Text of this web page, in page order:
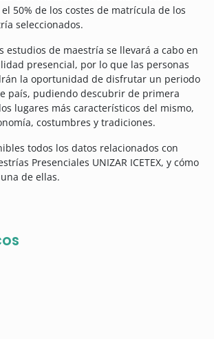
el 50% de los costes de matrícula de los
seleccionados.
estudios de maestría se llevará a cabo en
presencial, por lo que las personas
la oportunidad de disfrutar un periodo
país, pudiendo descubrir de primera
lugares más característicos del mismo,
costumbres y tradiciones.
todos los datos relacionados con
Presenciales UNIZAR ICETEX, y cómo
de ellas.